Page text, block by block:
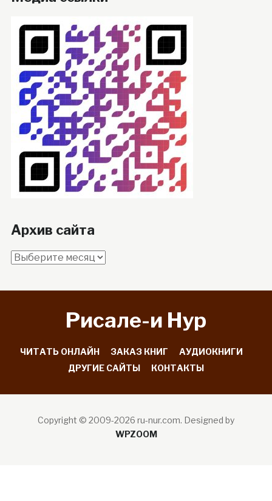
Архив сайта
Архив
Рисале-и Hyp
ЧИТАТЬ ОНЛАЙН ЗАКАЗ КНИГ
АУДИОКНИГИ
ДРУГИЕ САЙТЫ
КОНТАКТЫ
Copyright © 2009-2026 ru-nur.com. Designed by
WPZOOM